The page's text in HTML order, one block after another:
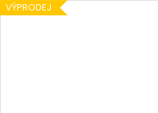
VÝPRODEJ